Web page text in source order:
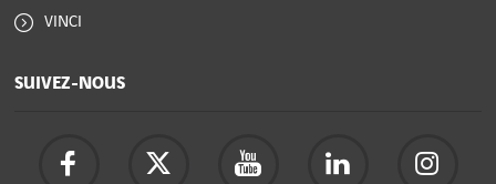
VINCI
SUIVEZ-NOUS